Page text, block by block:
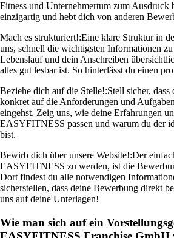
Fitness und Unternehmertum zum Ausdruck
einzigartig und hebt dich von anderen
Mach es strukturiert!:Eine klare Struktur in
uns, schnell die wichtigsten Informationen
Lebenslauf und dein Anschreiben
alles gut lesbar ist. So hinterlässt du einen
Beziehe dich auf die Stelle!:Stell sicher,
konkret auf die Anforderungen und
eingehst. Zeig uns, wie deine Erfahrungen
EASYFITNESS passen und warum du der
bist.
Bewirb dich über unsere Website!:Der
EASYFITNESS zu werden, ist die
Dort findest du alle notwendigen
sicherstellen, dass deine Bewerbung direkt
uns auf deine Unterlagen!
Wie man sich auf ein